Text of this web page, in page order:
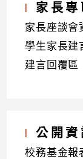
家長專
家長座談會
學生家長建
建言回覆區
公開資
校務基金報